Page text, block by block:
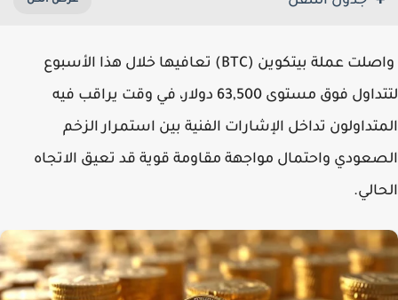
واصلت عملة بيتكوين (BTC) تعافيها خلال هذا الأسبوع
لتتداول فوق مستوى 63,500 دولار، في وقت يراقب فيه
تداخل الإشارات الفنية بين استمرار الزخم
واحتمال مواجهة مقاومة قوية قد تعيق الاتجاه